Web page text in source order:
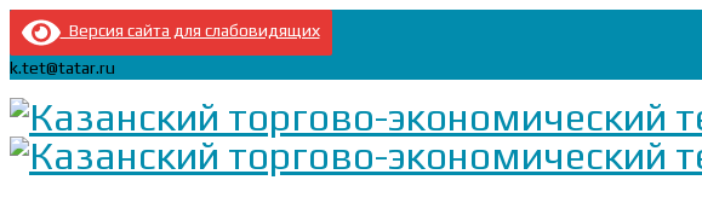
Версия сайта для слабовидящих
k.tet@tatar.ru